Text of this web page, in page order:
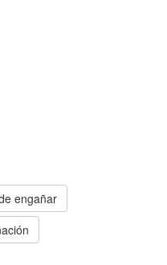
engañar